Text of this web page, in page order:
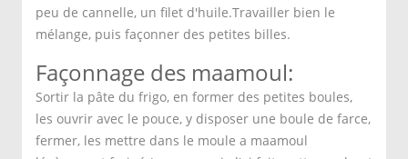
peu de cannelle, un filet d'huile.Travailler bien le
mélange, puis façonner des petites billes.
Façonnage des maamoul:
Sortir la pâte du frigo, en former des petites boules,
les ouvrir avec le pouce, y disposer une boule de farce,
fermer, les mettre dans le moule a maamoul